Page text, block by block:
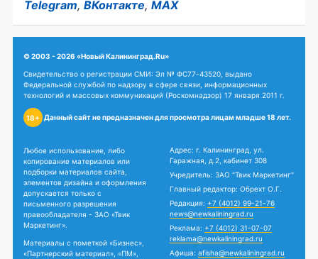
Telegram, ВКонтакте, MAX
© 2003 - 2026 «Новый Калининград.Ru»
Свидетельство о регистрации СМИ: Эл № ФС77-43520, выдано
Федеральной службой по надзору в сфере связи, информационных
технологий и массовых коммуникаций (Роскомнадзор) 17 января 2011 г.
18+ Данный сайт не предназначен для просмотра лицам младше 18 лет.
Любое использование, либо
копирование материалов или
подборки материалов сайта,
элементов дизайна и оформления
допускается только с
письменного разрешения
правообладателя - ЗАО «Твик
Маркетинг».
Материалы с пометкой «Бизнес»,
«Партнерский материал», «ПМ»,
Адрес: г. Калининград, ул.
Гаражная, д.2, кабинет 308
Учредитель: ЗАО "Твик Маркетинг"
Главный редактор: Обрехт О.Г.
Редакция: +7 (4012) 99-21-76
news@newkaliningrad.ru
Реклама: +7 (4012) 31-07-07
reklama@newkaliningrad.ru
Афиша: afisha@newkaliningrad.ru